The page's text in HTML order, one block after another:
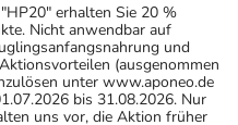
erhalten Sie 20 %
Nicht anwendbar auf
und
(ausgenommen
unter www.aponeo.de
bis 31.08.2026. Nur
uns vor, die Aktion früher